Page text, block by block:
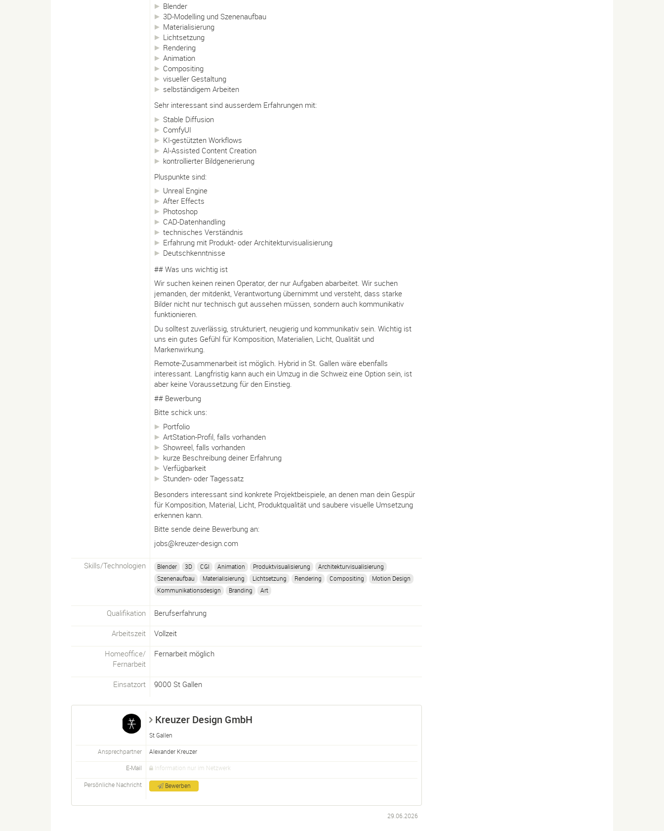
Blender
3D-Modelling und Szenenaufbau
Materialisierung
Lichtsetzung
Rendering
Animation
Compositing
visueller Gestaltung
selbständigem Arbeiten
Sehr interessant sind ausserdem Erfahrungen mit:
Stable Diffusion
ComfyUI
KI-gestützten Workflows
AI-Assisted Content Creation
kontrollierter Bildgenerierung
Pluspunkte sind:
Unreal Engine
After Effects
Photoshop
CAD-Datenhandling
technisches Verständnis
Erfahrung mit Produkt- oder Architekturvisualisierung
Deutschkenntnisse
## Was uns wichtig ist
Wir suchen keinen reinen Operator, der nur Aufgaben abarbeitet. Wir suchen
jemanden, der mitdenkt, Verantwortung übernimmt und versteht, dass starke
Bilder nicht nur technisch gut aussehen müssen, sondern auch kommunikativ
funktionieren.
Du solltest zuverlässig, strukturiert, neugierig und kommunikativ sein. Wichtig ist
uns ein gutes Gefühl für Komposition, Materialien, Licht, Qualität und
Markenwirkung.
Remote-Zusammenarbeit ist möglich. Hybrid in St. Gallen wäre ebenfalls
interessant. Langfristig kann auch ein Umzug in die Schweiz eine Option sein, ist
aber keine Voraussetzung für den Einstieg.
## Bewerbung
Bitte schick uns:
Portfolio
ArtStation-Profil, falls vorhanden
Showreel, falls vorhanden
kurze Beschreibung deiner Erfahrung
Verfügbarkeit
Stunden- oder Tagessatz
Besonders interessant sind konkrete Projektbeispiele, an denen man dein Gespür
für Komposition, Material, Licht, Produktqualität und saubere visuelle Umsetzung
erkennen kann.
Bitte sende deine Bewerbung an:
jobs@kreuzer-design.com
Skills/Technologien Blender 3D CGI Animation Produktvisualisierung
Architekturvisualisierung
Szenenaufbau
Materialisierung Lichtsetzung Rendering Compositing
Motion Design
Kommunikationsdesign
Branding Art
Qualifikation Berufserfahrung
Arbeitszeit Vollzeit
Homeoffice/
Fernarbeit
Fernarbeit möglich
Einsatzort 9000 St Gallen
Kreuzer Design GmbH
St Gallen
Ansprechpartner Alexander Kreuzer
E-Mail Information nur im Netzwerk
Persönliche Nachricht Bewerben
29.06.2026